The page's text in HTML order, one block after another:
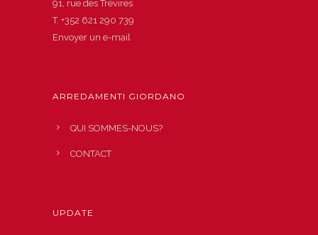
91, rue des Trévires
T. +352 621 290 739
Envoyer un e-mail
ARREDAMENTI GIORDANO
QUI SOMMES-NOUS?
CONTACT
UPDATE